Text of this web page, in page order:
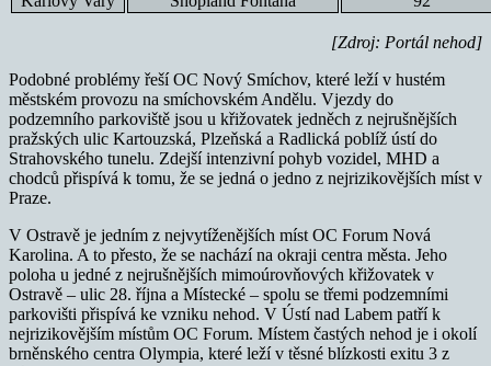
[Zdroj: Portál nehod]
Podobné problémy řeší OC Nový Smíchov, které leží v hustém
městském provozu na smíchovském Andělu. Vjezdy do
podzemního parkoviště jsou u křižovatek jedněch z nejrušnějších
pražských ulic Kartouzská, Plzeňská a Radlická poblíž ústí do
Strahovského tunelu. Zdejší intenzivní pohyb vozidel, MHD a
chodců přispívá k tomu, že se jedná o jedno z nejrizikovějších míst v
Praze.
V Ostravě je jedním z nejvytíženějších míst OC Forum Nová
Karolina. A to přesto, že se nachází na okraji centra města. Jeho
poloha u jedné z nejrušnějších mimoúrovňových křižovatek v
Ostravě – ulic 28. října a Místecké – spolu se třemi podzemními
parkovišti přispívá ke vzniku nehod. V Ústí nad Labem patří k
nejrizikovějším místům OC Forum. Místem častých nehod je i okolí
brněnského centra Olympia, které leží v těsné blízkosti exitu 3 z